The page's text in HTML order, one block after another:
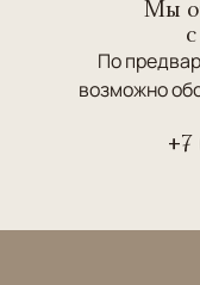
Мы
По
возможно